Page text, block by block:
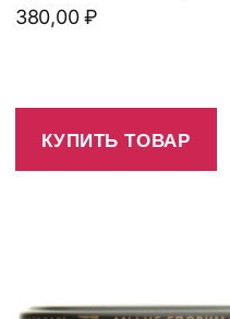
380,00₽
КУПИТЬ ТОВАР